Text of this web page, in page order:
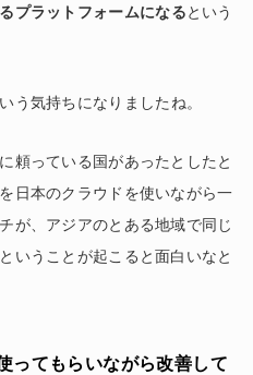
プラットフォームになるという
う気持ちになりましたね。
頼っている国があったとしたと
日本のクラウドを使いながら一
が、アジアのとある地域で同じ
いうことが起こると面白いなと
ってもらいながら改善して